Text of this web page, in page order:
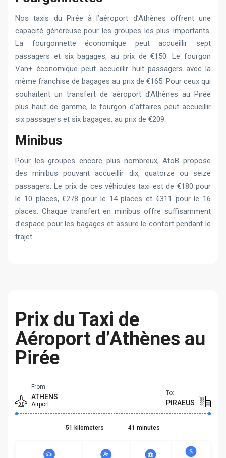
Nos taxis du Pirée à l’aéroport d’Athènes offrent une
capacité généreuse pour les groupes les plus importants.
La fourgonnette économique peut accueillir sept
passagers et six bagages, au prix de €150. Le fourgon
Van+ économique peut accueillir huit passagers avec la
même franchise de bagages au prix de €165. Pour ceux qui
souhaitent un transfert de aéroport d’Athènes au Pirée
plus haut de gamme, le fourgon d’affaires peut accueillir
six passagers et six bagages, au prix de €209.
Minibus
Pour les groupes encore plus nombreux, AtoB propose
des minibus pouvant accueillir dix, quatorze ou seize
passagers. Le prix de ces véhicules taxi est de €180 pour
le 10 places, €278 pour le 14 places et €311 pour le 16
places. Chaque transfert en minibus offre suffisamment
d’espace pour les bagages et assure le confort pendant le
trajet.
Prix du Taxi de
Aéroport d’Athènes au
Pirée
From:
ATHENS
Airport
To:
PIRAEUS
51 kilometers 41 minutes